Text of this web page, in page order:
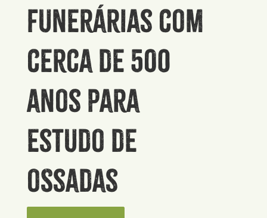
funerárias com
cerca de 500
anos para
estudo de
ossadas